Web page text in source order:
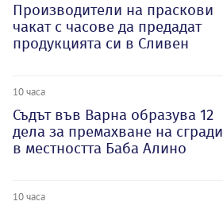
Производители на праскови
чакат с часове да предадат
продукцията си в Сливен
10 часа
Съдът във Варна образува 12
дела за премахване на сгради
в местността Баба Алино
10 часа